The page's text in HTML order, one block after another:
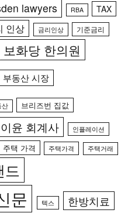
lawyers RBA TAX
인상 금리인상 기준금리
보화당 한의원
부동산 시장
산 브리즈번 집값
이윤 회계사 인플레이션
주택 가격 주택가격 주택거래
드
문 텍스 한방치료